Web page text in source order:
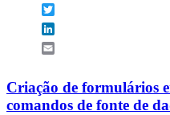
Criação de formulários
comandos de fonte de